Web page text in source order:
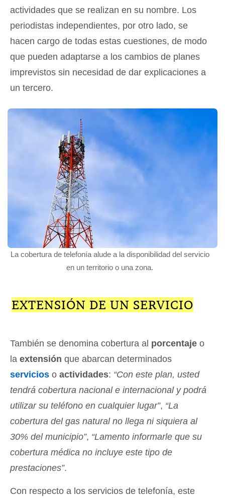
actividades que se realizan en su nombre. Los
periodistas independientes, por otro lado, se
hacen cargo de todas estas cuestiones, de modo
que pueden adaptarse a los cambios de planes
imprevistos sin necesidad de dar explicaciones a
un tercero.
La cobertura de telefonía alude a la disponibilidad del servicio
en un territorio o una zona.
EXTENSIÓN DE UN SERVICIO
También se denomina cobertura al porcentaje o
la extensión que abarcan determinados
servicios o actividades: “Con este plan, usted
tendrá cobertura nacional e internacional y podrá
utilizar su teléfono en cualquier lugar”, “La
cobertura del gas natural no llega ni siquiera al
30% del municipio”, “Lamento informarle que su
cobertura médica no incluye este tipo de
prestaciones”.
Con respecto a los servicios de telefonía, este